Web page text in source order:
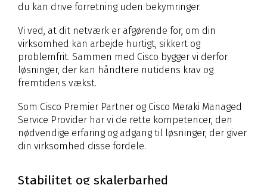
du kan drive forretning uden bekymringer.
Vi ved, at dit netværk er afgørende for, om din
virksomhed kan arbejde hurtigt, sikkert og
problemfrit. Sammen med Cisco bygger vi derfor
løsninger, der kan håndtere nutidens krav og
fremtidens vækst.
Som Cisco Premier Partner og Cisco Meraki Managed
Service Provider har vi de rette kompetencer, den
nødvendige erfaring og adgang til løsninger, der giver
din virksomhed disse fordele.
Stabilitet og skalerbarhed